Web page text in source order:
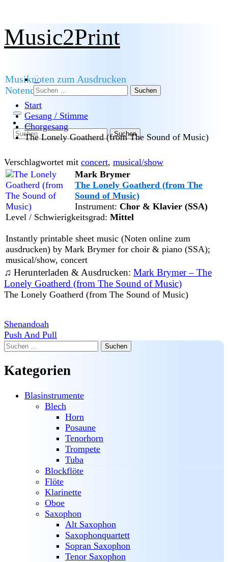
Zum
Inhalt
springen
Music2Print
Musiknoten zum Ausdrucken
Notendownload
Suchen
Suchen
nach:
Start
Gesang / Stimme
Chorgesang
The Lonely Goatherd (from The Sound of Music)
Verschlagwortet mit concert, musical/show
Mark Brymer
The Lonely Goatherd (from The
Sound of Music)
Instrument: Chor & Klavier (SSA)
Level / Schwierigkeitsgrad: Mittel
Instantly printable sheet music (Noten online zum
ausdrucken) by Mark Brymer for choir & piano (SSA);
musical/show, concert
♫ Herunterladen & Ausdrucken: Mark Brymer – The
Lonely Goatherd (from The Sound of Music)
The Lonely Goatherd (from The Sound of Music)
Beitragsnavigation
Shenandoah
Push And Pull
Suchen
Kategorien
Blasinstrumente
Blech
Horn
Posaune
Tenorhorn
Trompete
Tuba
Blockflöte
Flöte
Klarinette
Oboe
Saxophon
Alt Saxophon
Saxophonquartett
Sopran Saxophon
Tenor Saxophon